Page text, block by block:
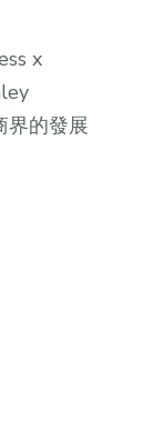
x
界的發展